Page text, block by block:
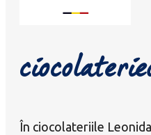
În ciocolateriile